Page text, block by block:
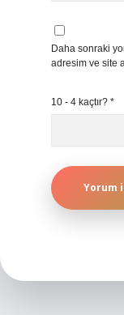
Daha sonraki
adresim ve site
10 - 4 kaçtır? *